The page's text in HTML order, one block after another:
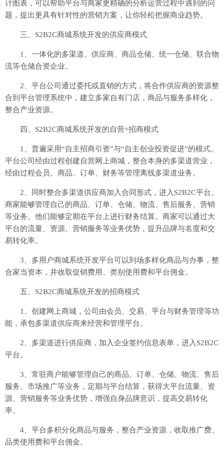
计图表，可以帮助平台与商家更精确的分析运营过程中遇到的问
题，提出更具有针对性的营销方案，让你轻松把握商业趋势。
三、S2B2C商城系统开发的供应商模式
1、一体化的多渠道、供应商、商品仓储、统一仓储、联合物
流等仓储合资企业。
2、平台公司通过委托或直销的方式，将合作供应商的资源整
合到平台管理系统中，建立多家自有门店，商品与服务多样化，
整合产业资源。
四、S2B2C商城系统开发的自营+招商模式
1、普遍采用“自主招商引资”与“自主创业投资促进”的模式。
平台公司经由过程创建自营网上商城，整合本身的多渠道营业，
经由过程会员、商品、订单、财务等管理离线多渠道业务。
2、同时整合多渠道供应商加入合同形式，进入S2B2C平台。
商家能够管理自己的商品、订单、仓储、物流、售后服务、营销
等业务。他们能够定期在平台上进行财务结算。商家可以通过大
平台的流量、资源、营销服务等业务优势，提升品牌与名度和交
易转化率。
3、多用户商城系统开发平台可以到场多样化商品与办事，整
合家当资本，并收取促销费用、类别使用费和平台佣金。
五、S2B2C商城系统开发的招商模式
1、创建网上商城，公司由会员、交易、平台与财务管理等功
能，承包多渠道供应商来经营和管理平台。
2、多渠道进行供应商，加入企业签约信息表单，进入S2B2C
平台。
3、常驻商户能够管理自己的商品、订单、仓储、物流、售后
服务、市场推广等业务，定期与平台结算，获得大平台流量、资
源、营销服务等业务优势，增强自身品牌意识，提高交易转化
率。
4、平台多积分化商品与服务，整合产业资源，收取推广费、
品类使用费和平台佣金。